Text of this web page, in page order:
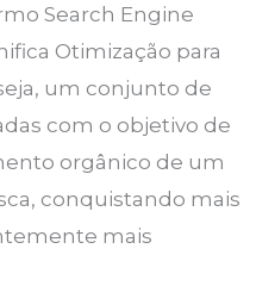
Search Engine
Otimização para
um conjunto de
com o objetivo de
orgânico de um
conquistando mais
mais